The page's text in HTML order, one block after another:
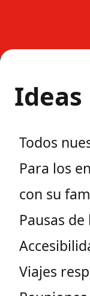
Ideas
Todos
Para los
con su
Pausas
Viajes